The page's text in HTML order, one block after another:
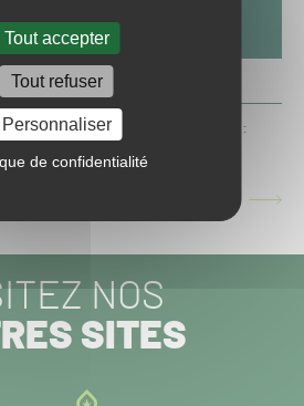
Tout accepter
Tout refuser
Personnaliser
de confidentialité
FRANCE DES PELOUSES 2018-2019 :
LIGUE 2
DES PELOUSES 2018-2019 :
1
NOS
SITES